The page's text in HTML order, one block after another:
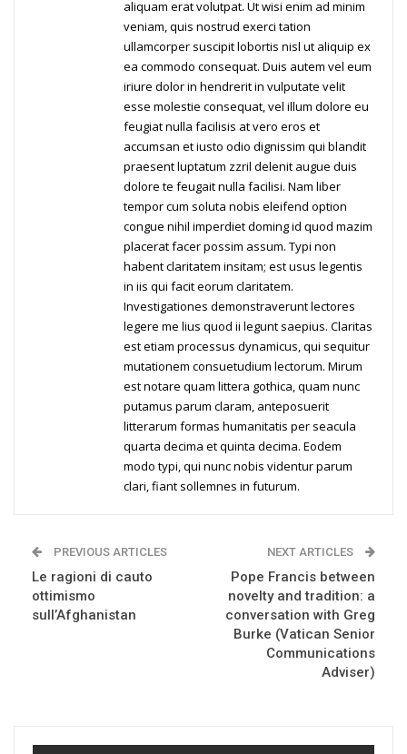
aliquam erat volutpat. Ut wisi enim ad minim
veniam, quis nostrud exerci tation
ullamcorper suscipit lobortis nisl ut aliquip ex
ea commodo consequat. Duis autem vel eum
iriure dolor in hendrerit in vulputate velit
esse molestie consequat, vel illum dolore eu
feugiat nulla facilisis at vero eros et
accumsan et iusto odio dignissim qui blandit
praesent luptatum zzril delenit augue duis
dolore te feugait nulla facilisi. Nam liber
tempor cum soluta nobis eleifend option
congue nihil imperdiet doming id quod mazim
placerat facer possim assum. Typi non
habent claritatem insitam; est usus legentis
in iis qui facit eorum claritatem.
Investigationes demonstraverunt lectores
legere me lius quod ii legunt saepius. Claritas
est etiam processus dynamicus, qui sequitur
mutationem consuetudium lectorum. Mirum
est notare quam littera gothica, quam nunc
putamus parum claram, anteposuerit
litterarum formas humanitatis per seacula
quarta decima et quinta decima. Eodem
modo typi, qui nunc nobis videntur parum
clari, fiant sollemnes in futurum.
PREVIOUS ARTICLES
Le ragioni di cauto
ottimismo
sull’Afghanistan
NEXT ARTICLES
Pope Francis between
novelty and tradition: a
conversation with Greg
Burke (Vatican Senior
Communications
Adviser)